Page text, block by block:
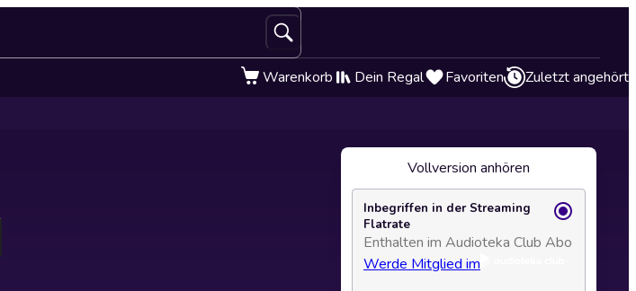
Warenkorb Dein Regal Favoriten Zuletzt angehört
Vollversion anhören
Inbegriffen in der Streaming
Flatrate
Enthalten im Audioteka Club Abo
Werde Mitglied im